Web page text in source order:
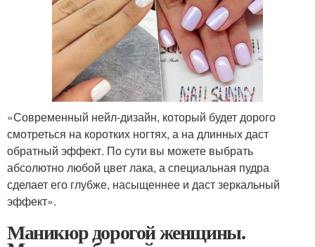
«Современный нейл-дизайн, который будет дорого
смотреться на коротких ногтях, а на длинных даст
обратный эффект. По сути вы можете выбрать
абсолютно любой цвет лака, а специальная пудра
сделает его глубже, насыщеннее и даст зеркальный
эффект».
Маникюр дорогой женщины.